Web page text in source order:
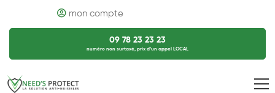
mon compte
09 78 23 23 23
numéro non surtaxé, prix d’un appel LOCAL